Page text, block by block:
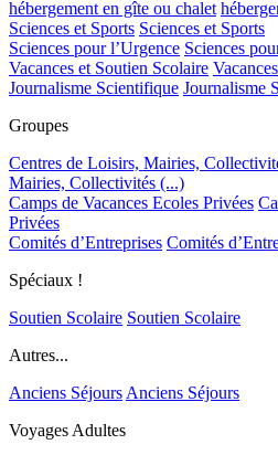
hébergement en gîte ou chalet
Sciences et Sports Sciences et Sports
Sciences pour l’Urgence Sciences
Vacances et Soutien Scolaire
Journalisme Scientifique Journalisme
Groupes
Centres de Loisirs, Mairies,
Mairies, Collectivités (...)
Camps de Vacances Ecoles Privées
Privées
Comités d’Entreprises Comités
Spéciaux !
Soutien Scolaire Soutien Scolaire
Autres...
Anciens SéjoursAnciens Séjours
Voyages Adultes